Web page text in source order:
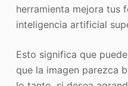
herramienta mejora tus
inteligencia artificial
Esto significa que
que la imagen parezca